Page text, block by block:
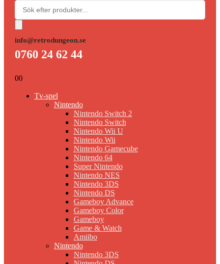
info@retrodungeon.se
0760 24 62 44
00
Tv-spel
Nintendo
Nintendo Switch 2
Nintendo Switch
Nintendo Wii U
Nintendo Wii
Nintendo Gamecube
Nintendo 64
Super Nintendo
Nintendo NES
Nintendo 3DS
Nintendo DS
Gameboy Advance
Gameboy Color
Gameboy
Game & Watch
Amiibo
Nintendo
Nintendo 3DS